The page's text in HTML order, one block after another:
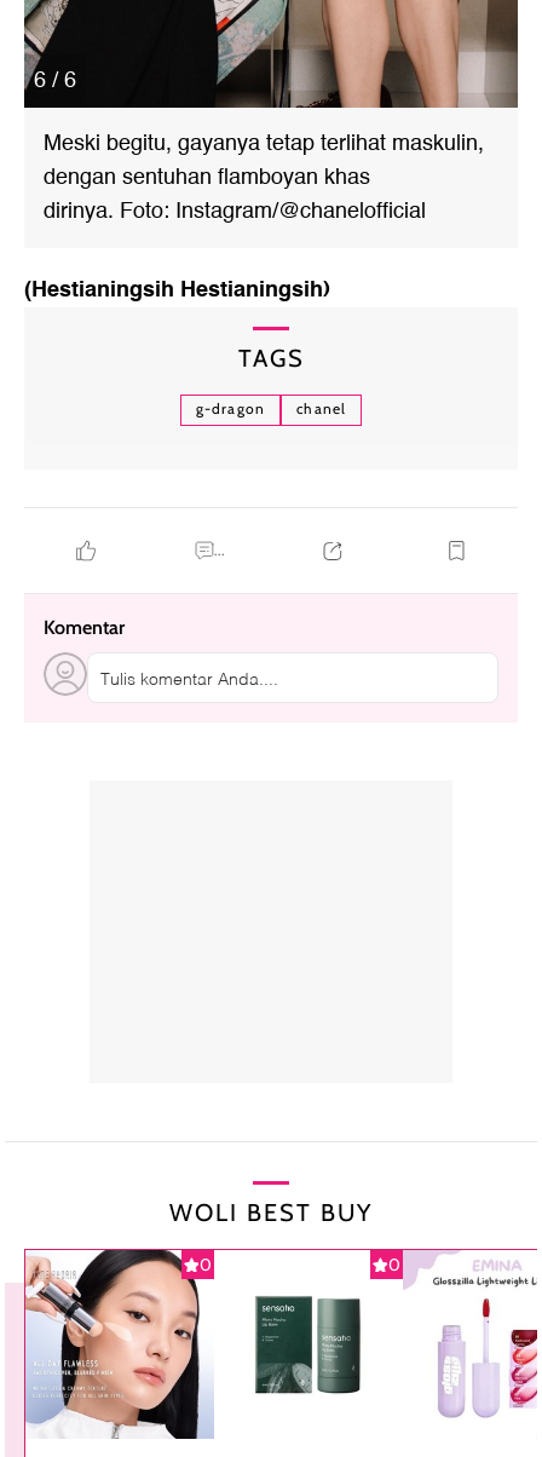
6 / 6
Meski begitu, gayanya tetap terlihat maskulin,
dengan sentuhan flamboyan khas
dirinya. Foto: Instagram/@chanelofficial
(Hestianingsih Hestianingsih)
TAGS
g-dragon chanel
...
Komentar
Tulis komentar Anda....
WOLI BEST BUY
0 0